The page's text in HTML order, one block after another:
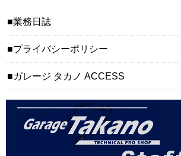
業務日誌
プライバシーポリシー
ガレージ タカノ ACCESS